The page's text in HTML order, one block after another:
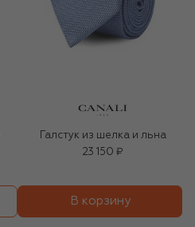
Галстук из шелка и льна
23 150 ₽
В корзину